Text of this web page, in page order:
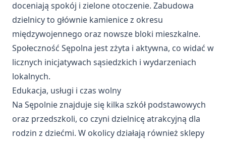
doceniają spokój i zielone otoczenie. Zabudowa
dzielnicy to głównie kamienice z okresu
międzywojennego oraz nowsze bloki mieszkalne.
Społeczność Sępolna jest zżyta i aktywna, co widać w
licznych inicjatywach sąsiedzkich i wydarzeniach
lokalnych.
Edukacja, usługi i czas wolny
Na Sępolnie znajduje się kilka szkół podstawowych
oraz przedszkoli, co czyni dzielnicę atrakcyjną dla
rodzin z dziećmi. W okolicy działają również sklepy